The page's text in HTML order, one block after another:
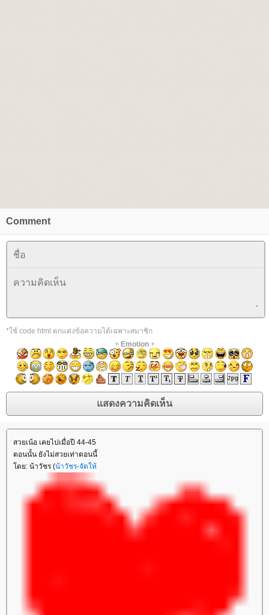
Comment
*ใช้ code html ตกแต่งข้อความได้เฉพาะสมาชิก
+ Emotion+
สวยเน้อ เคยไปเมื่อปี 44-45
ตอนนั้น ยังไม่สวยเท่าตอนนี้
ดย: น้าวัชร (น้าวัชร-จัดให้